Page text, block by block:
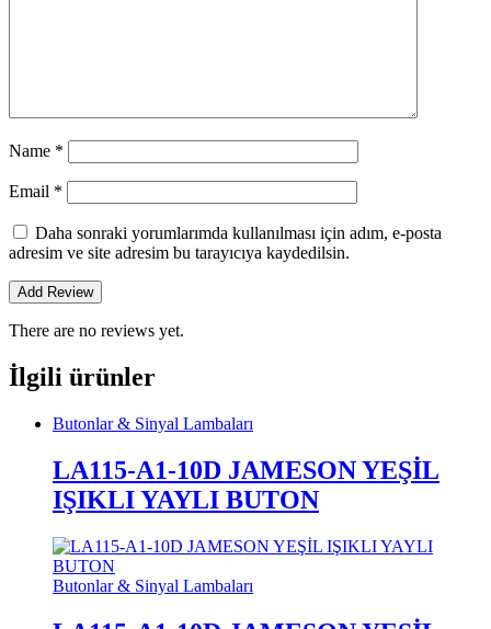
Name *
Email *
Daha sonraki yorumlarımda kullanılması için adım, e-posta
adresim ve site adresim bu tarayıcıya kaydedilsin.
There are no reviews yet.
İlgili ürünler
Butonlar & Sinyal Lambaları
LA115-A1-10D JAMESON YEŞİL
IŞIKLI YAYLI BUTON
Butonlar & Sinyal Lambaları